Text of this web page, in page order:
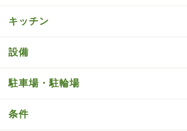
キッチン
設備
駐車場・駐輪場
条件